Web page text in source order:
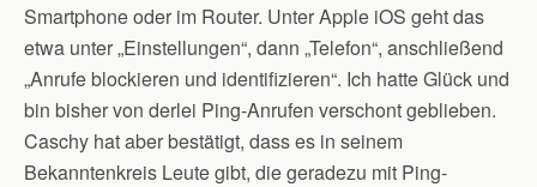
Smartphone oder im Router. Unter Apple iOS geht das
etwa unter „Einstellungen“, dann „Telefon“, anschließend
„Anrufe blockieren und identifizieren“. Ich hatte Glück und
bin bisher von derlei Ping-Anrufen verschont geblieben.
Caschy hat aber bestätigt, dass es in seinem
Bekanntenkreis Leute gibt, die geradezu mit Ping-